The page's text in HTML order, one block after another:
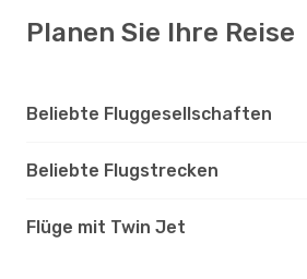
Planen Sie Ihre Reise
Beliebte Fluggesellschaften
Beliebte Flugstrecken
Flüge mit Twin Jet